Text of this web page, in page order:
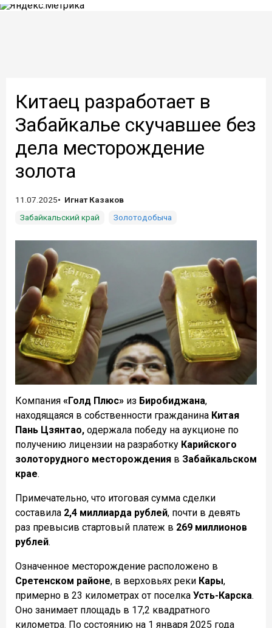
Китаец разработает в
Забайкалье скучавшее без
дела месторождение
золота
11.07.2025
Игнат Казаков
Забайкальский край
Золотодобыча
Компания «Голд Плюс» из Биробиджана,
находящаяся в собственности гражданина Китая
Пань Цзянтао, одержала победу на аукционе по
получению лицензии на разработку Карийского
золоторудного месторождения в Забайкальском
крае.
Примечательно, что итоговая сумма сделки
составила 2,4 миллиарда рублей, почти в девять
раз превысив стартовый платеж в 269 миллионов
рублей.
Означенное месторождение расположено в
Сретенском районе, в верховьях реки Кары,
примерно в 23 километрах от поселка Усть-Карска.
Оно занимает площадь в 17,2 квадратного
километра. По состоянию на 1 января 2025 года